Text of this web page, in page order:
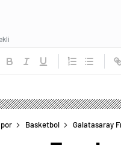
Basketbol Galatasaray